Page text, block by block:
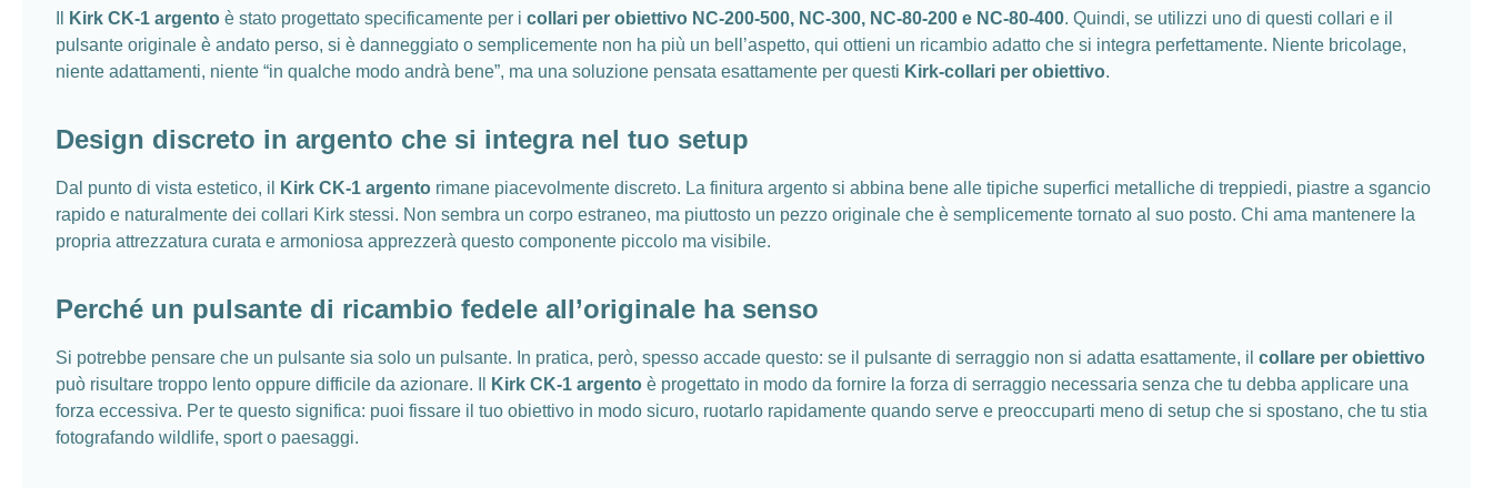
Kirk CK-1 argento è stato progettato specificamente per i collari per obiettivo NC-200-500, NC-300, NC-80-200 e NC-80-400. Quindi, se utilizzi uno di questi collari e il
pulsante originale è andato perso, si è danneggiato o semplicemente non ha più un bell’aspetto, qui ottieni un ricambio adatto che si integra perfettamente. Niente bricolage,
niente adattamenti, niente “in qualche modo andrà bene”, ma una soluzione pensata esattamente per questi Kirk-collari per obiettivo.
Design discreto in argento che si integra nel tuo setup
Dal punto di vista estetico, il Kirk CK-1 argento rimane piacevolmente discreto. La finitura argento si abbina bene alle tipiche superfici metalliche di treppiedi, piastre a sgancio
rapido e naturalmente dei collari Kirk stessi. Non sembra un corpo estraneo, ma piuttosto un pezzo originale che è semplicemente tornato al suo posto. Chi ama mantenere la
propria attrezzatura curata e armoniosa apprezzerà questo componente piccolo ma visibile.
Perché un pulsante di ricambio fedele all’originale ha senso
Si potrebbe pensare che un pulsante sia solo un pulsante. In pratica, però, spesso accade questo: se il pulsante di serraggio non si adatta esattamente, il collare per obiettivo
può risultare troppo lento oppure difficile da azionare. Il
Kirk CK-1 argento è progettato in modo da fornire la forza di serraggio necessaria senza che tu debba applicare una
forza eccessiva. Per te questo significa: puoi fissare il tuo obiettivo in modo sicuro, ruotarlo rapidamente quando serve e preoccuparti meno di setup che si spostano, che tu stia
fotografando wildlife, sport o paesaggi.